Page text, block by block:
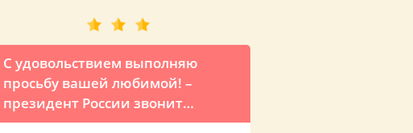
С удовольствием выполняю
просьбу вашей любимой! –
президент России звонит
вашему любимому Арсену с